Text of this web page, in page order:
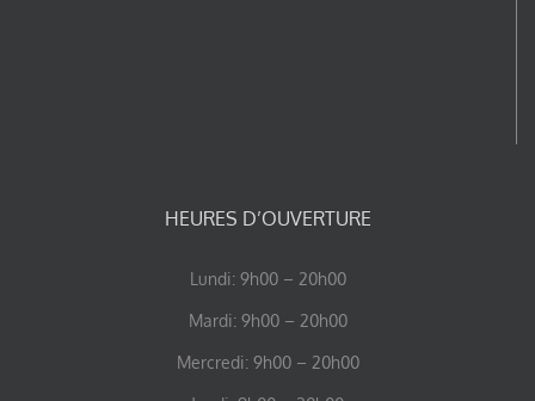
HEURES D’OUVERTURE
Lundi: 9h00 – 20h00
Mardi: 9h00 – 20h00
Mercredi: 9h00 – 20h00